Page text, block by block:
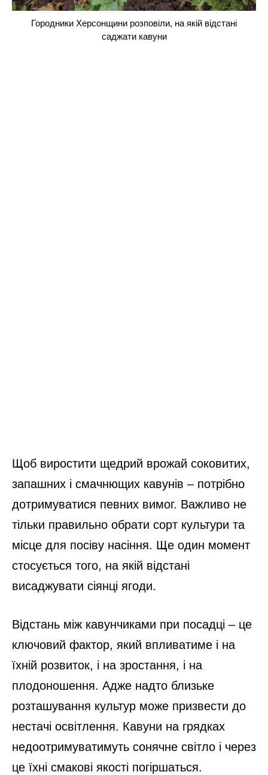
Городники Херсонщини розповіли, на якій відстані
саджати кавуни
Щоб виростити щедрий врожай соковитих,
запашних і смачнющих кавунів – потрібно
дотримуватися певних вимог. Важливо не
тільки правильно обрати сорт культури та
місце для посіву насіння. Ще один момент
стосується того, на якій відстані
висаджувати сіянці ягоди.
Відстань між кавунчиками при посадці – це
ключовий фактор, який впливатиме і на
їхній розвиток, і на зростання, і на
плодоношення. Адже надто близьке
розташування культур може призвести до
нестачі освітлення. Кавуни на грядках
недоотримуватимуть сонячне світло і через
це їхні смакові якості погіршаться.